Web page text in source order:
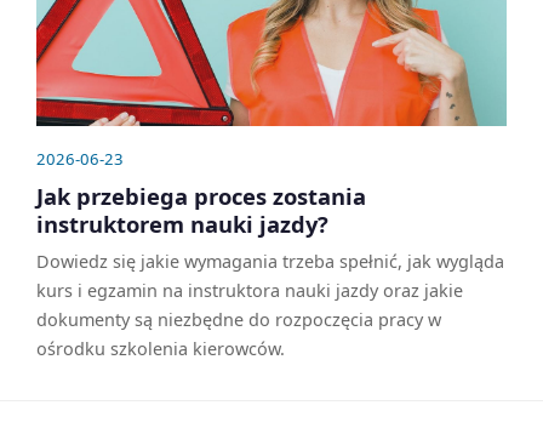
2026-06-23
Jak przebiega proces zostania
instruktorem nauki jazdy?
Dowiedz się jakie wymagania trzeba spełnić, jak wygląda
kurs i egzamin na instruktora nauki jazdy oraz jakie
dokumenty są niezbędne do rozpoczęcia pracy w
ośrodku szkolenia kierowców.